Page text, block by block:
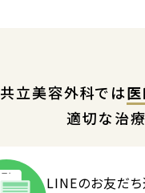
共立美容外科では
適切な治療
LINEのお友だ